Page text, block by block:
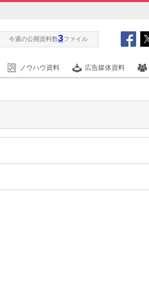
今週の公開資料数3ファイル
ノウハウ資料 広告媒体資料